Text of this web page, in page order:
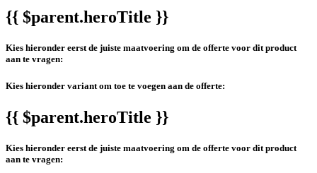
{{ $parent.heroTitle }}
Kies hieronder eerst de juiste maatvoering om de offerte voor dit product
aan te vragen:
Kies hieronder variant om toe te voegen aan de offerte:
{{ $parent.heroTitle }}
Kies hieronder eerst de juiste maatvoering om de offerte voor dit product
aan te vragen: